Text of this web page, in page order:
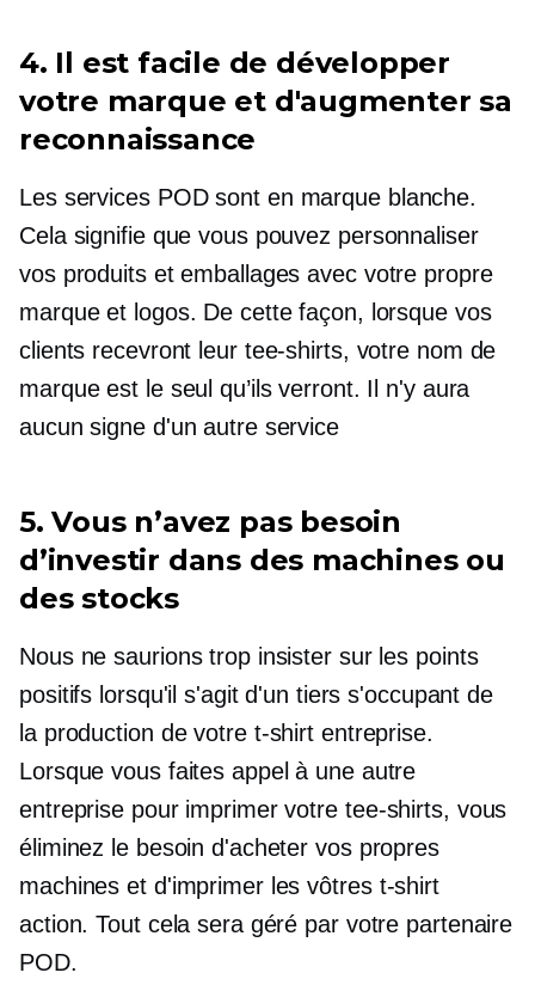
4. Il est facile de développer
votre marque et d'augmenter sa
reconnaissance
Les services POD sont en marque blanche.
Cela signifie que vous pouvez personnaliser
vos produits et emballages avec votre propre
marque et logos. De cette façon, lorsque vos
clients recevront leur tee-shirts, votre nom de
marque est le seul qu’ils verront. Il n'y aura
aucun signe d'un autre service
5. Vous n’avez pas besoin
d’investir dans des machines ou
des stocks
Nous ne saurions trop insister sur les points
positifs lorsqu'il s'agit d'un tiers s'occupant de
la production de votre t-shirt entreprise.
Lorsque vous faites appel à une autre
entreprise pour imprimer votre tee-shirts, vous
éliminez le besoin d'acheter vos propres
machines et d'imprimer les vôtres t-shirt
action. Tout cela sera géré par votre partenaire
POD.